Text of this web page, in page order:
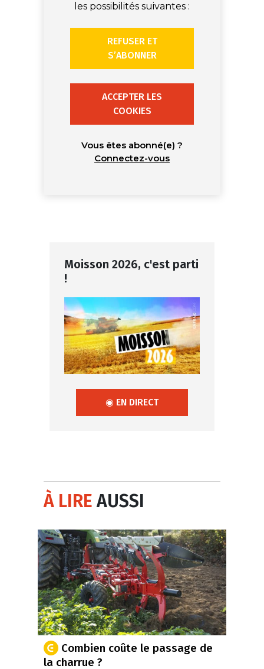
les possibilités suivantes :
REFUSER ET
S’ABONNER
ACCEPTER LES
COOKIES
Vous êtes abonné(e) ?
Connectez-vous
Moisson 2026, c'est parti
!
◉ EN DIRECT
À LIREAUSSI
Combien coûte le passage de
la charrue ?